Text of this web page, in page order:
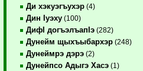
Ди хэкуэгъухэр (4)
Дин Iуэху (100)
ДифI догъэлъапIэ (282)
Дунейм щыхъыбархэр (248)
Дунеймрэ дэрэ (2)
Дунейпсо Адыгэ Хасэ (1)